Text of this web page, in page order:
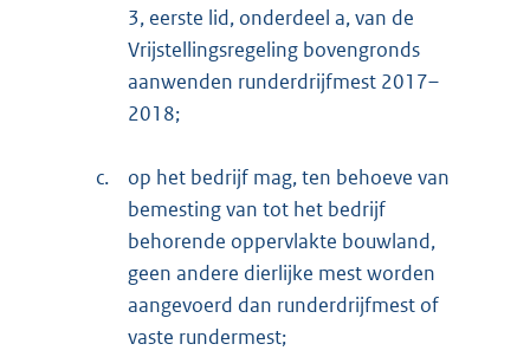
3, eerste lid, onderdeel a, van de
Vrijstellingsregeling bovengronds
aanwenden runderdrijfmest 2017–
2018;
c.
op het bedrijf mag, ten behoeve van
bemesting van tot het bedrijf
behorende oppervlakte bouwland,
geen andere dierlijke mest worden
aangevoerd dan runderdrijfmest of
vaste rundermest;